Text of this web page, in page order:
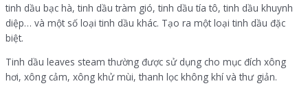
tinh dầu bạc hà, tinh dầu tràm gió, tinh dầu tía tô, tinh dầu khuynh
diệp… và một số loại tinh dầu khác. Tạo ra một loại tinh dầu đặc
biệt.
Tinh dầu leaves steam thường được sử dụng cho mục đích xông
hơi, xông cảm, xông khử mùi, thanh lọc không khí và thư giản.